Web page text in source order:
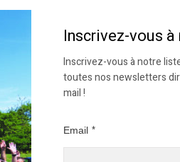
Inscrivez-vous
Inscrivez-vous à notre
toutes nos newsletters
mail !
Email *